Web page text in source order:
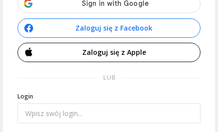
Zaloguj się z Facebook
Zaloguj się z Apple
LUB
Login